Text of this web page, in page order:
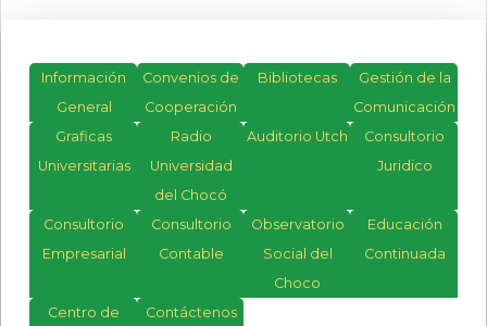
Información
General
Convenios de
Cooperación
Bibliotecas
Gestión de la
Comunicación
Graficas
Universitarias
Radio
Universidad
del Chocó
Auditorio Utch
Consultorio
Juridico
Consultorio
Empresarial
Consultorio
Contable
Observatorio
Social del
Choco
Educación
Continuada
Centro de
Contáctenos